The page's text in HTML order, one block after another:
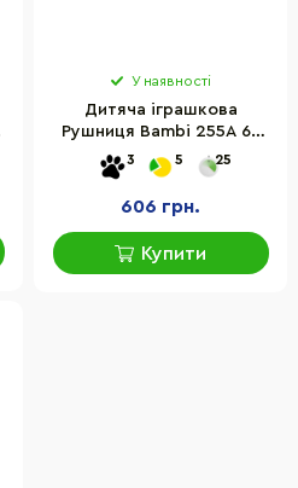
У наявності
Дитяча іграшкова
Рушниця Bambi 255A 66
см, пластикові кульки,
лазер
3 5 25
606 грн.
Купити